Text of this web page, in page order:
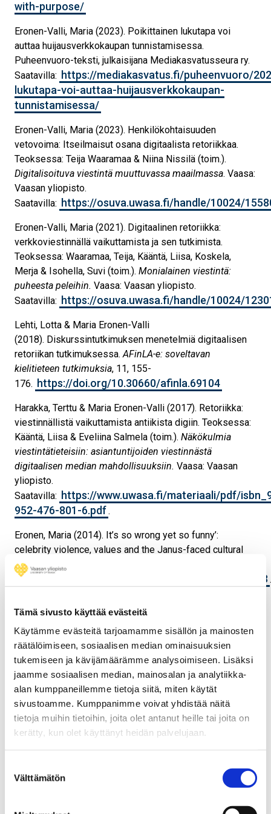
Tämä sivusto käyttää evästeitä
Käytämme evästeitä tarjoamamme sisällön ja mainosten
räätälöimiseen, sosiaalisen median ominaisuuksien
tukemiseen ja kävijämäärämme analysoimiseen. Lisäksi
jaamme sosiaalisen median, mainosalan ja analytiikka-
alan kumppaneillemme tietoja siitä, miten käytät
sivustoamme. Kumppanimme voivat yhdistää näitä
tietoja muihin tietoihin, joita olet antanut heille tai joita on
kerätty, kun olet käyttänyt heidän palvelujaan.
valinta
Välttämätön
with-purpose/
Eronen-Valli, Maria (2023). Poikittainen lukutapa voi
auttaa huijausverkkokaupan tunnistamisessa.
Puheenvuoro-teksti, julkaisijana Mediakasvatusseura ry.
Saatavilla: https://mediakasvatus.fi/puheenvuoro/
lukutapa-voi-auttaa-huijausverkkokaupan-
tunnistamisessa/
Eronen-Valli, Maria (2023). Henkilökohtaisuuden
vetovoima: Itseilmaisut osana digitaalista retoriikkaa.
Teoksessa: Teija Waaramaa & Niina Nissilä (toim.).
Digitalisoituva viestintä muuttuvassa maailmassa. Vaasa:
Vaasan yliopisto.
Saatavilla: https://osuva.uwasa.fi/handle/10024/
Eronen-Valli, Maria (2021). Digitaalinen retoriikka:
verkkoviestinnällä vaikuttamista ja sen tutkimista.
Teoksessa: Waaramaa, Teija, Kääntä, Liisa, Koskela,
Merja & Isohella, Suvi (toim.). Monialainen viestintä:
puheesta peleihin. Vaasa: Vaasan yliopisto.
Saatavilla: https://osuva.uwasa.fi/handle/10024/
Lehti, Lotta & Maria Eronen-Valli
(2018). Diskurssintutkimuksen menetelmiä digitaalisen
retoriikan tutkimuksessa.AFinLA-e: soveltavan
kielitieteen tutkimuksia, 11, 155-
176. https://doi.org/10.30660/afinla.69104
Harakka, Terttu & Maria Eronen-Valli (2017). Retoriikka:
viestinnällistä vaikuttamista antiikista digiin. Teoksessa:
Kääntä, Liisa & Eveliina Salmela (toim.). Näkökulmia
viestintätieteisiin: asiantuntijoiden viestinnästä
digitaalisen median mahdollisuuksiin. Vaasa: Vaasan
yliopisto.
Saatavilla: https://www.uwasa.fi/materiaali/pdf/
952-476-801-6.pdf.
Eronen, Maria (2014). It’s so wrong yet so funny’:
celebrity violence, values and the Janus-faced cultural
public sphere online.
174.
https://doi.org/10.1080/19392397.2013.816113.
practice in popular online discourse: Examples from
online comment sections of celebrity gossip. Discourse
& Communication 8: 3, 278-
298.https://doi.org/10.1177/1750481313510818
Valikoituja uusimpia esitelmiä:
Eronen-Valli, Maria (2024). Just investing? The ideograph
of 'investment' in feminine influencers’ rhetoric in a
context of crowdfunding. Esitelmä RSA-konferenssissa
Denverissä, USA:ssa (25.5.2024).
Eronen-Valli, Maria & Salojärvi, Virpi (2024). Victims or